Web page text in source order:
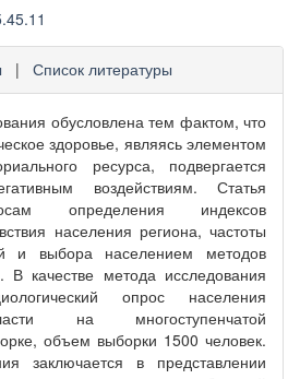
| Список литературы
обусловлена тем фактом, что
здоровье, являясь элементом
ресурса, подвергается
воздействиям. Статья
определения индексов
населения региона, частоты
и выбора населением методов
В качестве метода исследования
опрос населения
на многоступенчатой
объем выборки 1500 человек.
заключается в представлении